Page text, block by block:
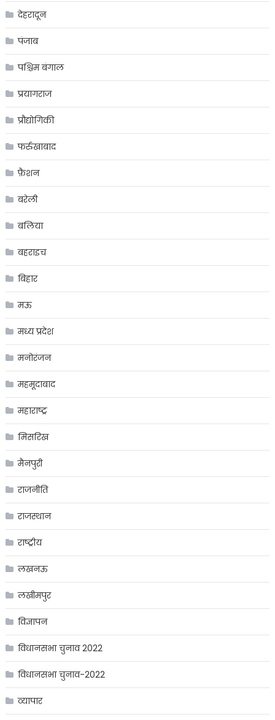
देहरादून
पंजाब
पश्चिम बंगाल
प्रयागराज
प्रौद्योगिकी
फर्रुखाबाद
फ़ैशन
बरेली
बलिया
बहराइच
बिहार
मऊ
मध्य प्रदेश
मनोरंजन
महमूदाबाद
महाराष्ट्र
मिसरिख
मैनपुरी
राजनीति
राजस्थान
राष्ट्रीय
लखनऊ
लखीमपुर
विज्ञापन
विधानसभा चुनाव 2022
विधानसभा चुनाव-2022
व्यापार